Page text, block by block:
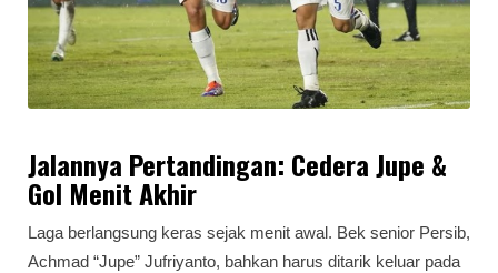
Jalannya Pertandingan: Cedera Jupe &
Gol Menit Akhir
Laga berlangsung keras sejak menit awal. Bek senior Persib,
Achmad “Jupe” Jufriyanto, bahkan harus ditarik keluar pada